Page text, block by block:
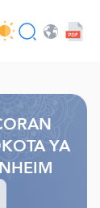
YA